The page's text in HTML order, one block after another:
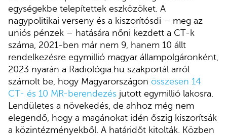
egységekbe telepítettek eszközöket. A
nagypolitikai verseny és a kiszorítósdi – meg az
uniós pénzek – hatására nőni kezdett a CT-k
száma, 2021-ben már nem 9, hanem 10 állt
rendelkezésre egymillió magyar állampolgáronként,
2023 nyarán a Radiológia.hu szakportál arról
számolt be, hogy Magyarországon összesen 14
CT- és 10 MR-berendezés jutott egymillió lakosra.
Lendületes a növekedés, de ahhoz még nem
elegendő, hogy a magánokat idén őszig kiszorítsák
a közintézményekből. A határidőt kitolták. Közben